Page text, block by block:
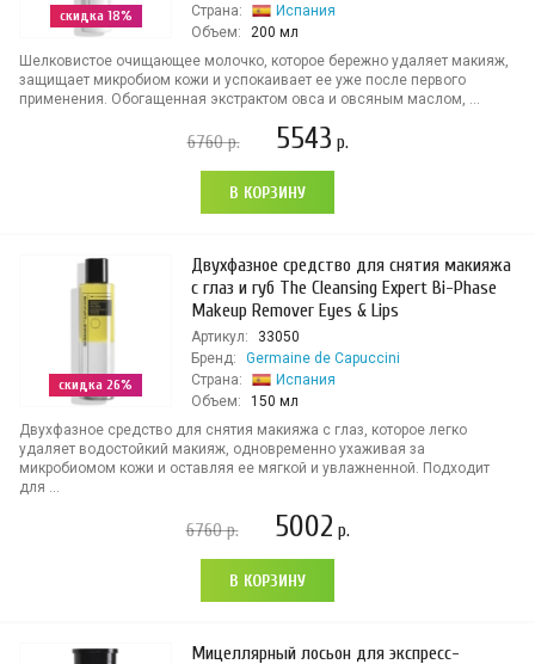
скидка 18%
Страна:
Испания
Объем:
200 мл
Шелковистое очищающее молочко, которое бережно удаляет макияж,
защищает микробиом кожи и успокаивает ее уже после первого
применения. Обогащенная экстрактом овса и овсяным маслом, ...
6760р. 5543 р.
В КОРЗИНУ
скидка 26%
Двухфазное средство для снятия макияжа
с глаз и губ The Cleansing Expert Bi-Phase
Makeup Remover Eyes & Lips
Артикул:
33050
Бренд:
Germaine de Capuccini
Страна:
Испания
Объем:
150 мл
Двухфазное средство для снятия макияжа с глаз, которое легко
удаляет водостойкий макияж, одновременно ухаживая за
микробиомом кожи и оставляя ее мягкой и увлажненной. Подходит
для ...
6760р. 5002 р.
В КОРЗИНУ
Мицеллярный лосьон для экспресс-